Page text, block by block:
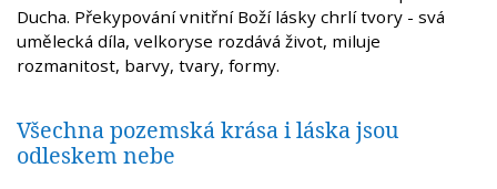
Ducha. Překypování vnitřní Boží lásky chrlí tvory - svá
umělecká díla, velkoryse rozdává život, miluje
rozmanitost, barvy, tvary, formy.
Všechna pozemská krása i láska jsou
odleskem nebe